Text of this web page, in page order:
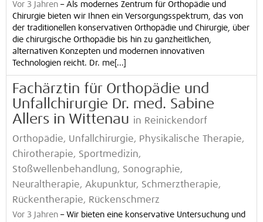
Vor 3 Jahren – Als modernes Zentrum für Orthopädie und
Chirurgie bieten wir Ihnen ein Versorgungsspektrum, das von
der traditionellen konservativen Orthopädie und Chirurgie, über
die chirurgische Orthopädie bis hin zu ganzheitlichen,
alternativen Konzepten und modernen innovativen
Technologien reicht. Dr. me[...]
Fachärztin für Orthopädie und
Unfallchirurgie Dr. med. Sabine
Allers in Wittenau in Reinickendorf
Orthopädie, Unfallchirurgie, Physikalische Therapie,
Chirotherapie, Sportmedizin,
Stoßwellenbehandlung, Sonographie,
Neuraltherapie, Akupunktur, Schmerztherapie,
Rückentherapie, Rückenschmerz
Vor 3 Jahren – Wir bieten eine konservative Untersuchung und